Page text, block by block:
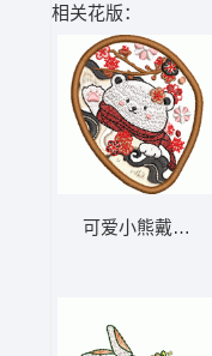
相关花版：
可爱小熊戴围巾